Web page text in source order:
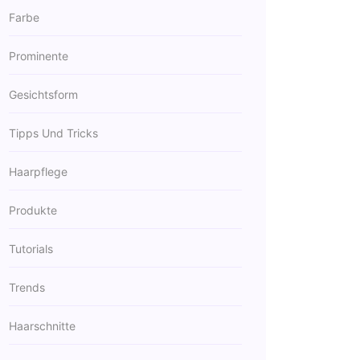
Farbe
Prominente
Gesichtsform
Tipps Und Tricks
Haarpflege
Produkte
Tutorials
Trends
Haarschnitte